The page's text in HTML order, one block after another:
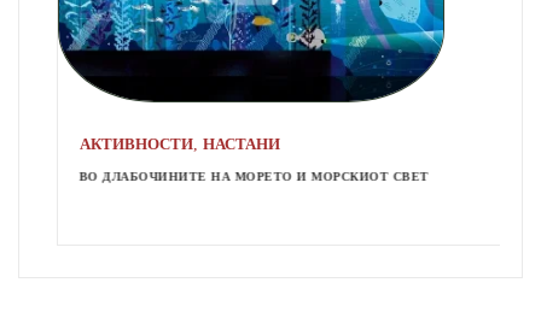
АКТИВНОСТИ,НАСТАНИ
ВО ДЛАБОЧИНИТЕ НА МОРЕТО И МОРСКИОТ СВЕТ